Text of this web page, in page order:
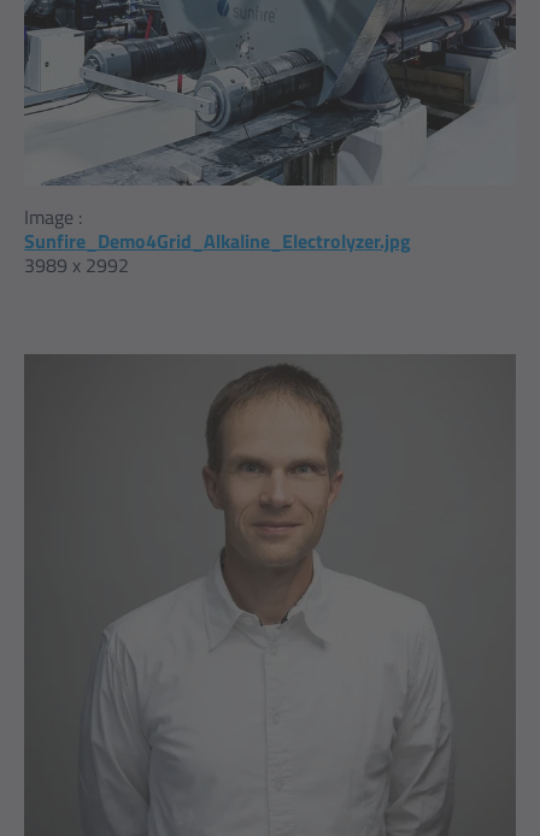
Image :
Sunfire_Demo4Grid_Alkaline_Electrolyzer.jpg
3989 x 2992